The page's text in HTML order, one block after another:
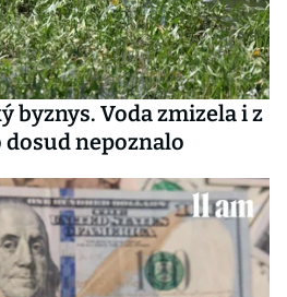
byznys. Voda zmizela i z
dosud nepoznalo